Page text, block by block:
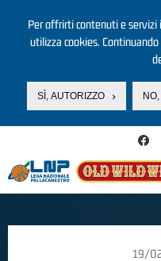
Per offrirti contenuti e servizi
utilizza cookies.
SÌ, AUTORIZZO
19/